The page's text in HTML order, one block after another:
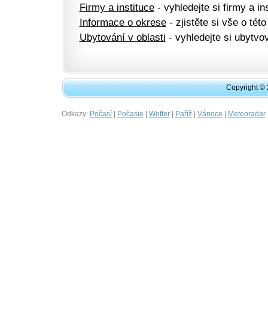
Firmy a instituce- vyhledejte si firmy a
Informace o okrese- zjistěte si vše o této
Ubytování v oblasti - vyhledejte si
Copyright ©
Odkazy: Počasí| Počasie | Wetter| Paříž| Vánoce | Meteoradar